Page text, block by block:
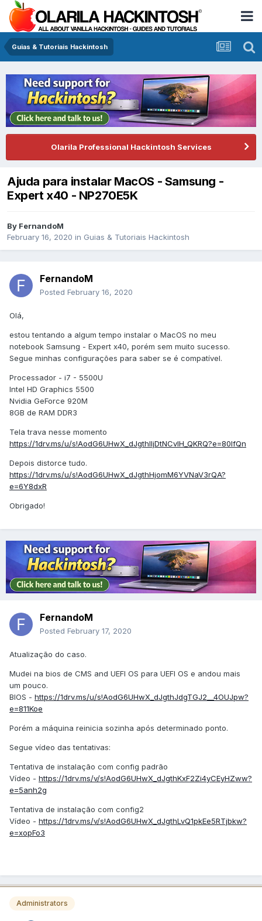
Guias & Tutoriais Hackintosh
Olarila Professional Hackintosh Services
Ajuda para instalar MacOS - Samsung -
Expert x40 - NP270E5K
By FernandoM
February 16, 2020 in Guias & Tutoriais Hackintosh
FernandoM
Posted February 16, 2020
Olá,
estou tentando a algum tempo instalar o MacOS no meu
notebook Samsung - Expert x40, porém sem muito sucesso.
Segue minhas configurações para saber se é compatível.
Processador - i7 - 5500U
Intel HD Graphics 5500
Nvidia GeForce 920M
8GB de RAM DDR3
Tela trava nesse momento
https://1drv.ms/u/s!AodG6UHwX_dJgthIIjDtNCvIH_QKRQ?e=80IfQn
Depois distorce tudo.
https://1drv.ms/u/s!AodG6UHwX_dJgthHjomM6YVNaV3rQA?
e=6Y8dxR
Obrigado!
FernandoM
Posted February 17, 2020
Atualização do caso.
Mudei na bios de CMS and UEFI OS para UEFI OS e andou mais
um pouco.
BIOS - https://1drv.ms/u/s!AodG6UHwX_dJgthJdgTGJ2__4OUJpw?
e=811Koe
Porém a máquina reinicia sozinha após determinado ponto.
Segue vídeo das tentativas:
Tentativa de instalação com config padrão
Vídeo - https://1drv.ms/v/s!AodG6UHwX_dJgthKxF2Zi4yCEyHZww?
e=5anh2g
Tentativa de instalação com config2
Vídeo - https://1drv.ms/v/s!AodG6UHwX_dJgthLvQ1pkEe5RTjbkw?
e=xopFo3
Administrators